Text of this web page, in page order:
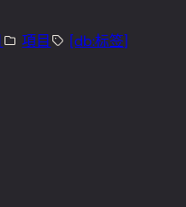
項目 [db:标签]